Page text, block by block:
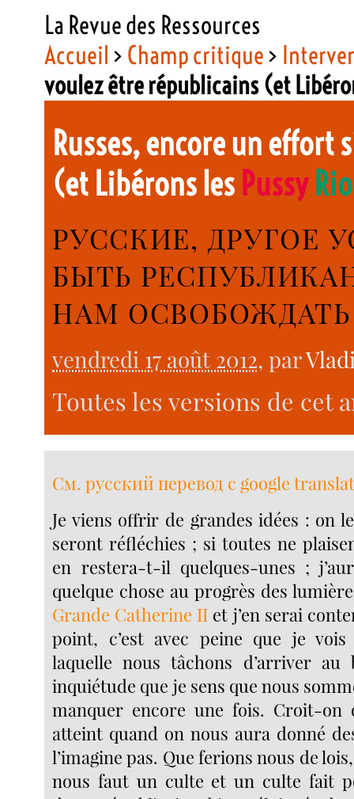
La Revue des Ressources
Accueil > Champ critique>
voulez être républicains (et
Russes, encore un
(et Libérons les Pussy
РУССКИЕ, ДРУГОЕ
БЫТЬ
НАМ
vendredi 17 août 2012, par
Toutes les versions de cet
См. русский перевод с google
Je viens offrir de grandes idées : on
seront réfléchies ; si toutes ne
en restera-t-il quelques-unes ;
quelque chose au progrès des
Grande Catherine II et j’en serai
point, c’est avec peine que je
laquelle nous tâchons d’arriver au
inquiétude que je sens que nous
manquer encore une fois. Croit-on
atteint quand on nous aura donné
l’imagine pas. Que ferions nous de
nous faut un culte et un culte fait